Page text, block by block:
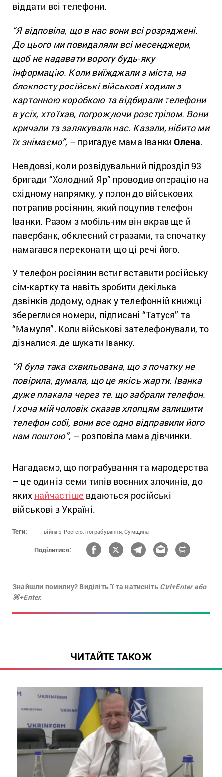
віддати всі телефони.
“Я відповіла, що в нас вони всі розряджені.
До цього ми повидаляли всі месенджери,
щоб не надавати ворогу будь-яку
інформацію. Коли виїжджали з міста, на
блокпосту російські військові ходили з
картонною коробкою та відбирали телефони
в усіх, хто їхав, погрожуючи розстрілом. Вони
кричали та залякували нас. Казали, нібито ми
їх знімаємо”, – пригадує мама ІванкиОлена.
Невдовзі, коли розвідувальний підрозділ 93
бригади “Холодний Яр” проводив операцію на
східному напрямку, у полон до військових
потрапив росіянин, який поцупив телефон
Іванки. Разом з мобільним він вкрав ще й
павербанк, обклеєний стразами, та спочатку
намагався переконати, що ці речі його.
У телефон росіянин встиг вставити російську
сім-картку та навіть зробити декілька
дзвінків додому, однак у телефонній книжці
збереглися номери, підписані “Татуся” та
“Мамуля”. Коли військові зателефонували, то
дізналися, де шукати Іванку.
“Я була така схвильована, що з початку не
повірила, думала, що це якісь жарти. Іванка
дуже плакала через те, що забрали телефон.
І хоча мій чоловік сказав хлопцям залишити
телефон собі, вони все одно відправили його
нам поштою”, – розповіла мама дівчинки.
Нагадаємо, що пограбування та мародерства
– це один із семи типів воєнних злочинів, до
яких найчастіше вдаються російські
військові в Україні.
Теги: війна з Росією, пограбування, Сумщина
Поділитися:
Знайшли помилку? Виділіть її та натисніть Ctrl+Enter або
⌘+Enter.
ЧИТАЙТЕ ТАКОЖ